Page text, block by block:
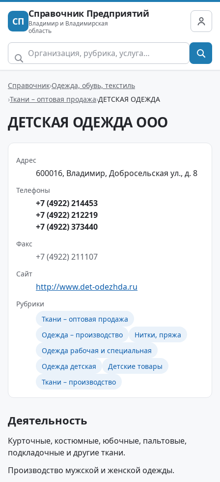
СП
Справочник Предприятий
Владимир и Владимирская
область
Справочник Одежда, обувь, текстиль
Ткани – оптовая продажа ДЕТСКАЯ ОДЕЖДА
ДЕТСКАЯ ОДЕЖДА ООО
Адрес
600016, Владимир, Добросельская ул., д. 8
Телефоны
+7 (4922) 214453
+7 (4922) 212219
+7 (4922) 373440
Факс
+7 (4922) 211107
Сайт
http://www.det-odezhda.ru
Рубрики
Ткани – оптовая продажа
Одежда – производство
Нитки, пряжа
Одежда рабочая и специальная
Одежда детская
Детские товары
Ткани – производство
Деятельность
Курточные, костюмные, юбочные, пальтовые,
подкладочные и другие ткани.
Производство мужской и женской одежды.